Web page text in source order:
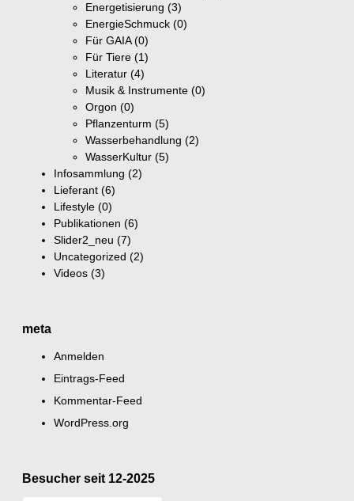
Energetisierung (3)
EnergieSchmuck (0)
Für GAIA(0)
Für Tiere (1)
Literatur (4)
Musik & Instrumente (0)
Orgon (0)
Pflanzenturm (5)
Wasserbehandlung (2)
WasserKultur (5)
Infosammlung (2)
Lieferant (6)
Lifestyle (0)
Publikationen (6)
Slider2_neu (7)
Uncategorized (2)
Videos (3)
meta
Anmelden
Eintrags-Feed
Kommentar-Feed
WordPress.org
Besucher seit 12-2025